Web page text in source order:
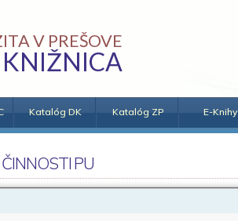
V PREŠOVE
Katalóg DK Katalóg ZP E-Knihy
PU